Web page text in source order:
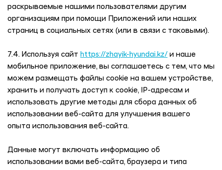
раскрываемые нашими пользователями другим
организациям при помощи Приложений или наших
страниц в социальных сетях (или в связи с таковыми).
7.4. Используя сайт https://zhayik-hyundai.kz/ и наше
мобильное приложение, вы соглашаетесь с тем, что мы
можем размещать файлы cookie на вашем устройстве,
хранить и получать доступ к cookie, IP-адресам и
использовать другие методы для сбора данных об
использовании веб-сайта для улучшения вашего
опыта использования веб-сайта.
Данные могут включать информацию об
использовании вами веб-сайта, браузера и типа